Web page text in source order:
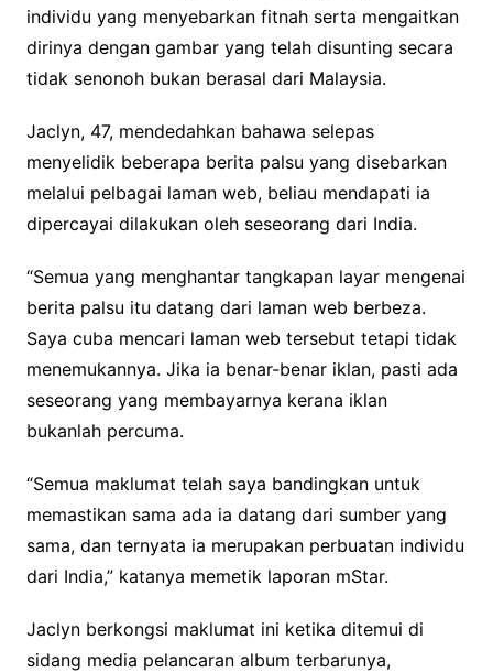
individu yang menyebarkan fitnah serta mengaitkan
dirinya dengan gambar yang telah disunting secara
tidak senonoh bukan berasal dari Malaysia.
Jaclyn, 47, mendedahkan bahawa selepas
menyelidik beberapa berita palsu yang disebarkan
melalui pelbagai laman web, beliau mendapati ia
dipercayai dilakukan oleh seseorang dari India.
“Semua yang menghantar tangkapan layar mengenai
berita palsu itu datang dari laman web berbeza.
Saya cuba mencari laman web tersebut tetapi tidak
menemukannya. Jika ia benar-benar iklan, pasti ada
seseorang yang membayarnya kerana iklan
bukanlah percuma.
“Semua maklumat telah saya bandingkan untuk
memastikan sama ada ia datang dari sumber yang
sama, dan ternyata ia merupakan perbuatan individu
dari India,” katanya memetik laporan mStar.
Jaclyn berkongsi maklumat ini ketika ditemui di
sidang media pelancaran album terbarunya,